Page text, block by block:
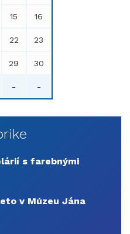
15 16
22 23
29 30
- -
s farebnými
v Múzeu Jána